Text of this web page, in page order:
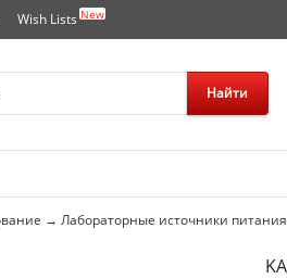
Wish Lists New
Найти
→ Лабораторные источники питания